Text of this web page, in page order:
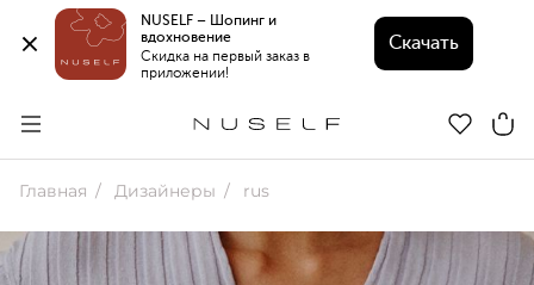
NUSELF – Шопинг и
вдохновение
Скидка на первый заказ в
приложении!
Скачать
Главная Дизайнеры rus